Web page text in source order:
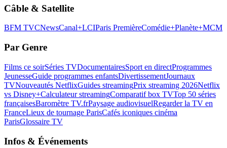
Câble & Satellite
BFM TVCNewsCanal+LCIParis PremièreComédie+Planète+MCM
Par Genre
Films ce soirSéries TVDocumentairesSport en directProgrammes
JeunesseGuide programmes enfantsDivertissementJournaux
TVNouveautés NetflixGuides streamingPrix streaming 2026Netflix
vs Disney+Calculateur streamingComparatif box TVTop 50 séries
françaisesBaromètre TV.frPaysage audiovisuelRegarder la TV en
FranceLieux de tournage ParisCafés iconiques cinéma
ParisGlossaire TV
Infos & Événements